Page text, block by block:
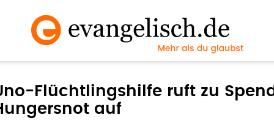
Flüchtlingshilfe ruft zu
auf